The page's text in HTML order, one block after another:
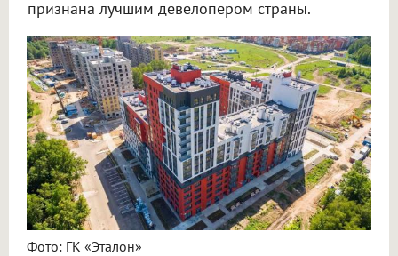
признана лучшим девелопером страны.
Фото: ГК «Эталон»